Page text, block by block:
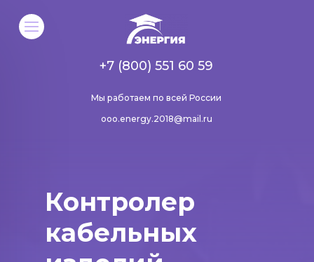
Мы работаем по всей России
+7 (800) 551 60 59
ooo.energy.2018@mail.ru
Контролер
кабельных